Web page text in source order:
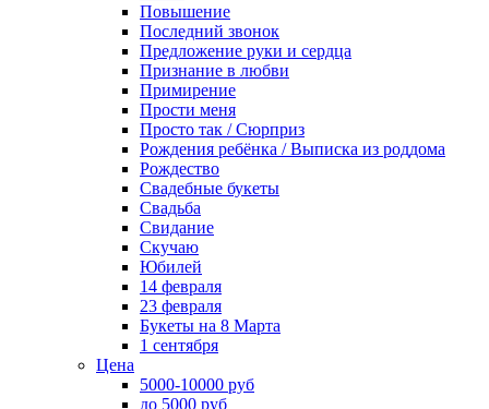
Повышение
Последний звонок
Предложение руки и сердца
Признание в любви
Примирение
Прости меня
Просто так / Сюрприз
Рождения ребёнка / Выписка из роддома
Рождество
Свадебные букеты
Свадьба
Свидание
Скучаю
Юбилей
14 февраля
23 февраля
Букеты на 8 Марта
1 сентября
Цена
5000-10000 руб
до 5000 руб